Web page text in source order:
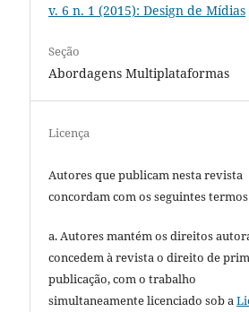
v. 6 n. 1 (2015): Design de Mídias
Seção
Abordagens Multiplataformas
Licença
Autores que publicam nesta revista
concordam com os seguintes
a. Autores mantém os direitos
concedem à revista o direito de
publicação, com o trabalho
simultaneamente licenciado sob a